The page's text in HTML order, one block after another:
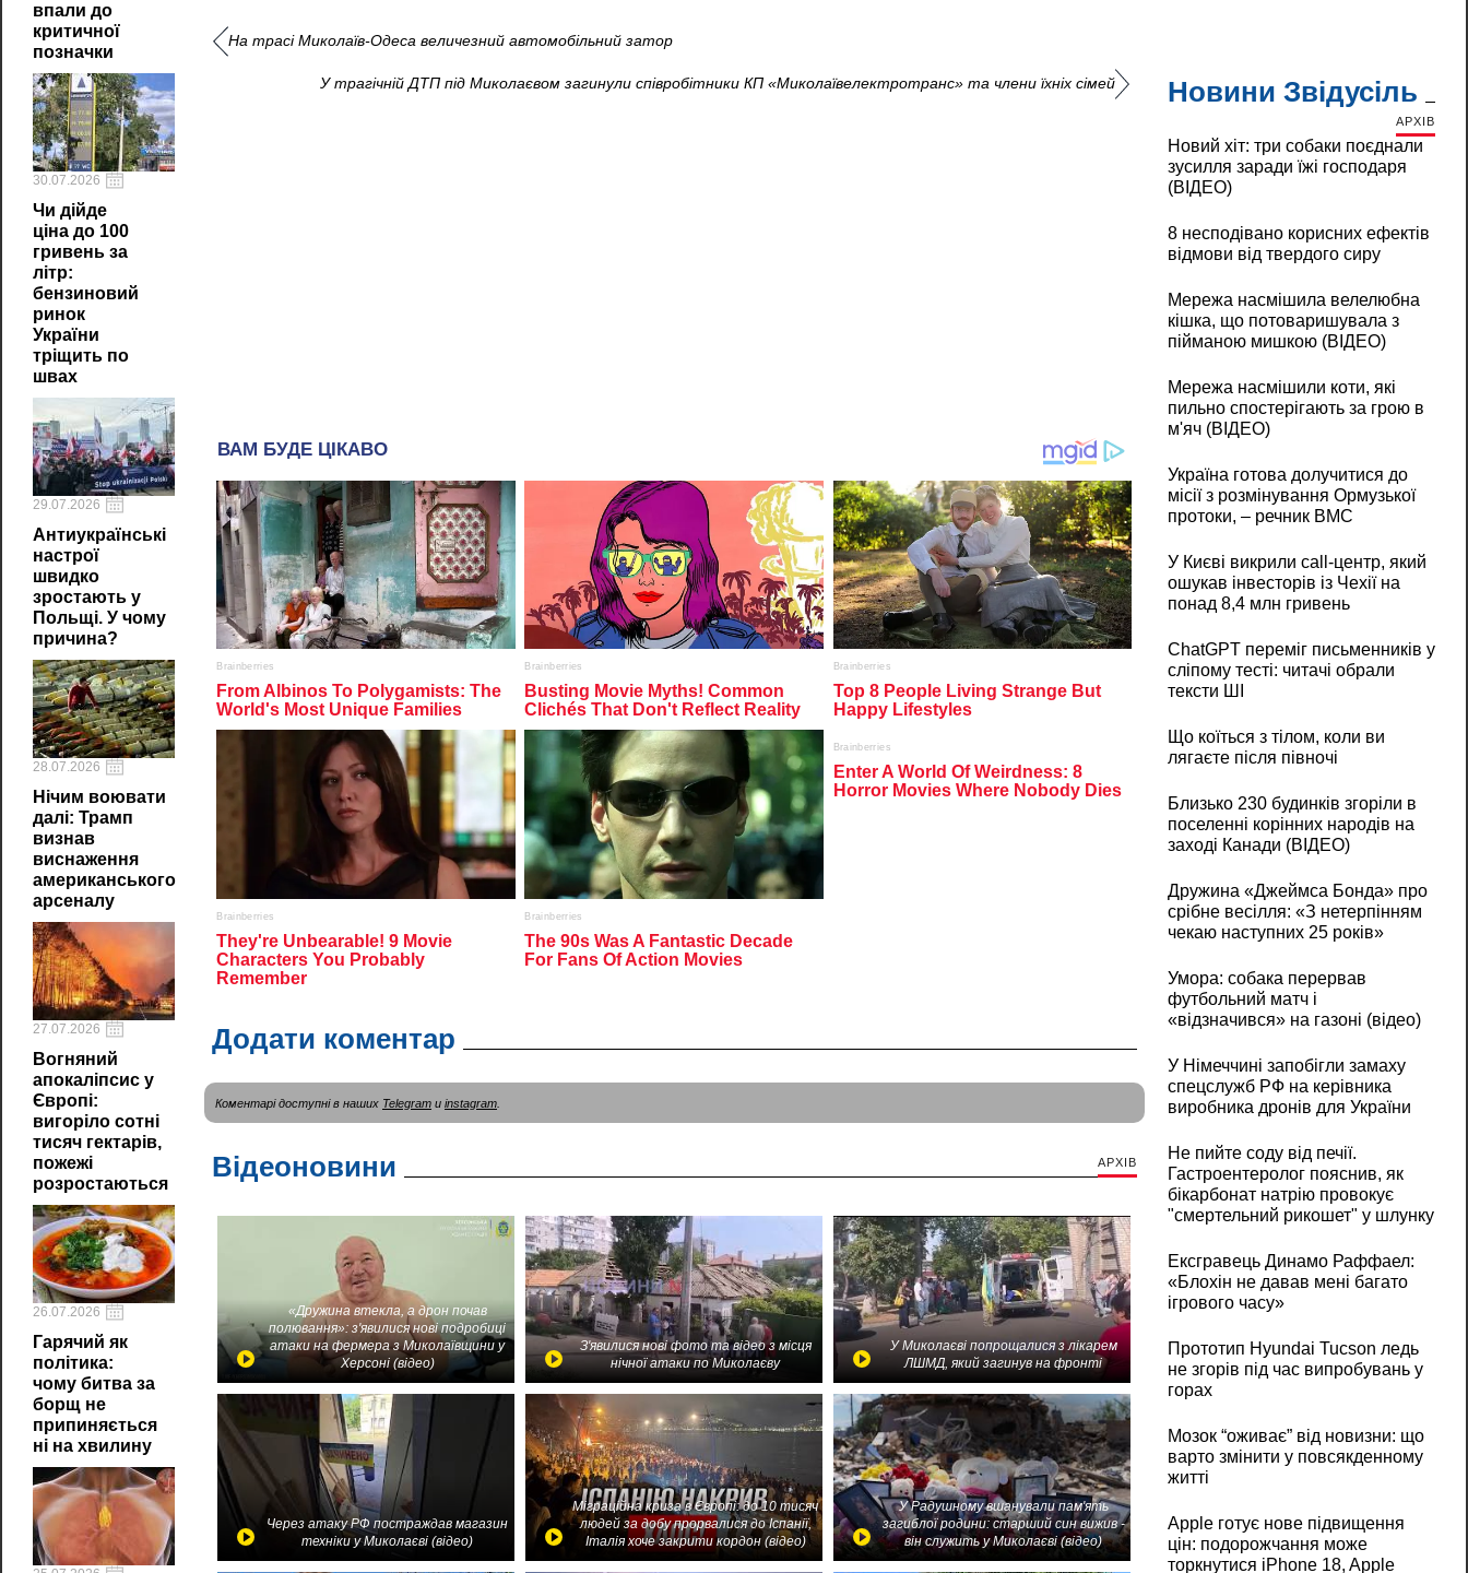
впали до
критичної
позначки
30.07.2026
Чи дійде
ціна до 100
гривень за
літр:
бензиновий
ринок
України
тріщить по
швах
29.07.2026
Антиукраїнські
настрої
швидко
зростають у
Польщі. У чому
причина?
28.07.2026
Нічим воювати
далі: Трамп
визнав
виснаження
американського
арсеналу
27.07.2026
Вогняний
апокаліпсис у
Європі:
вигоріло сотні
тисяч гектарів,
пожежі
розростаються
26.07.2026
Гарячий як
політика:
чому битва за
борщ не
припиняється
ні на хвилину
На трасі Миколаїв-Одеса величезний автомобільний затор
У трагічній ДТП під Миколаєвом загинули співробітники КП «Миколаївелектротранс» та члени їхніх сімей
Додати коментар
Коментарі доступні в наших Telegram и instagram
Відеоновини АРХІВ
«Дружина втекла, а дрон почав
полювання»: з'явилися нові подробиці
атаки на фермера з Миколаївщини у
Херсоні (відео)
З'явилися нові фото та відео з місця
нічної атаки по Миколаєву
У Миколаєві попрощалися з лікарем
ЛШМД, який загинув на фронті
Через атаку РФ постраждав магазин
техніки у Миколаєві (відео)
Міграційна криза в Європі: до 10 тисяч
людей за добу прорвалися до Іспанії,
Італія хоче закрити кордон (відео)
У Радушному вшанували пам'ять
загиблої родини: старший син вижив -
він служить у Миколаєві (відео)
Новини Звідусіль
АРХІВ
Новий хіт: три собаки поєднали
зусилля заради їжі господаря
(ВІДЕО)
8 несподівано корисних ефектів
відмови від твердого сиру
Мережа насмішила велелюбна
кішка, що потоваришувала з
пійманою мишкою (ВІДЕО)
Мережа насмішили коти, які
пильно спостерігають за грою в
м'яч (ВІДЕО)
Україна готова долучитися до
місії з розмінування Ормузької
протоки, – речник ВМС
У Києві викрили call-центр, який
ошукав інвесторів із Чехії на
понад 8,4 млн гривень
ChatGPT переміг письменників у
сліпому тесті: читачі обрали
тексти ШІ
Що коїться з тілом, коли ви
лягаєте після півночі
Близько 230 будинків згоріли в
поселенні корінних народів на
заході Канади (ВІДЕО)
Дружина «Джеймса Бонда» про
срібне весілля: «З нетерпінням
чекаю наступних 25 років»
Умора: собака перервав
футбольний матч і
«відзначився» на газоні (відео)
У Німеччині запобігли замаху
спецслужб РФ на керівника
виробника дронів для України
Не пийте соду від печії.
Гастроентеролог пояснив, як
бікарбонат натрію провокує
"смертельний рикошет" у шлунку
Ексгравець Динамо Раффаел:
«Блохін не давав мені багато
ігрового часу»
Прототип Hyundai Tucson ледь
не згорів під час випробувань у
горах
Мозок “оживає” від новизни: що
варто змінити у повсякденному
житті
Apple готує нове підвищення
цін: подорожчання може
торкнутися iPhone 18, Apple